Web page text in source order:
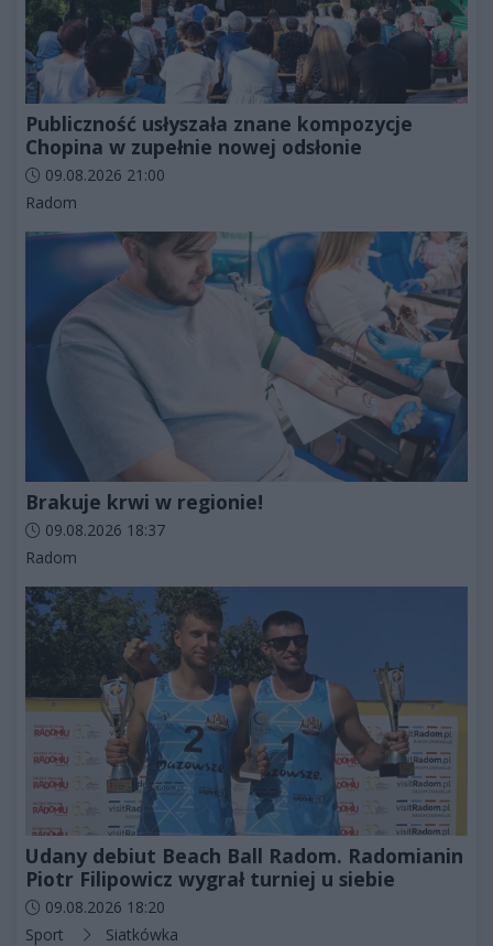
Publiczność usłyszała znane kompozycje
Chopina w zupełnie nowej odsłonie
Data dodania artykułu:
09.08.2026 21:00
Kategorie artykułu:
Radom
Brakuje krwi w regionie!
Data dodania artykułu:
09.08.2026 18:37
Kategorie artykułu:
Radom
Udany debiut Beach Ball Radom. Radomianin
Piotr Filipowicz wygrał turniej u siebie
Data dodania artykułu:
09.08.2026 18:20
Kategorie artykułu:
Sport Siatkówka